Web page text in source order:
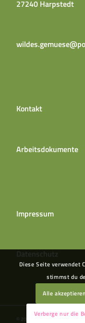
27240 Harpstedt
Kontakt
Arbeitsdokumente
Impressum
Datenschutz
© 2021 SoLaWi Wildes
Diese Seite verwendet
stimmst du
Alle akzeptieren
Verberge nur die